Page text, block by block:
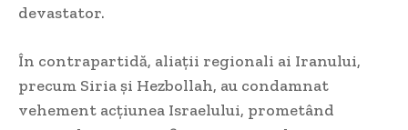
devastator.
În contrapartidă, aliații regionali ai Iranului,
precum Siria și Hezbollah, au condamnat
vehement acțiunea Israelului, prometând